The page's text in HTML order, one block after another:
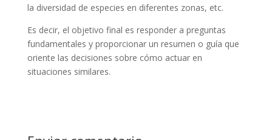
la diversidad de especies en diferentes zonas, etc.
Es decir, el objetivo final es responder a preguntas
fundamentales y proporcionar un resumen o guía que
oriente las decisiones sobre cómo actuar en
situaciones similares.